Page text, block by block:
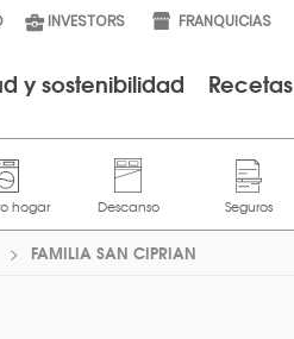
INVESTORS FRANQUICIAS
y sostenibilidad Recetas
FAMILIA SAN CIPRIAN